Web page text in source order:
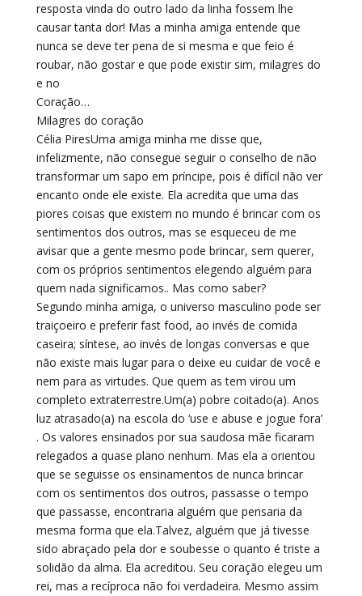
resposta vinda do outro lado da linha fossem lhe
causar tanta dor! Mas a minha amiga entende que
nunca se deve ter pena de si mesma e que feio é
roubar, não gostar e que pode existir sim, milagres do
e no
Coração…
Milagres do coração
Célia PiresUma amiga minha me disse que,
infelizmente, não consegue seguir o conselho de não
transformar um sapo em príncipe, pois é difícil não ver
encanto onde ele existe. Ela acredita que uma das
piores coisas que existem no mundo é brincar com os
sentimentos dos outros, mas se esqueceu de me
avisar que a gente mesmo pode brincar, sem querer,
com os próprios sentimentos elegendo alguém para
quem nada significamos.. Mas como saber?
Segundo minha amiga, o universo masculino pode ser
traiçoeiro e preferir fast food, ao invés de comida
caseira; síntese, ao invés de longas conversas e que
não existe mais lugar para o deixe eu cuidar de você e
nem para as virtudes. Que quem as tem virou um
completo extraterrestre.Um(a) pobre coitado(a). Anos
luz atrasado(a) na escola do ‘use e abuse e jogue fora’
. Os valores ensinados por sua saudosa mãe ficaram
relegados a quase plano nenhum. Mas ela a orientou
que se seguisse os ensinamentos de nunca brincar
com os sentimentos dos outros, passasse o tempo
que passasse, encontraria alguém que pensaria da
mesma forma que ela.Talvez, alguém que já tivesse
sido abraçado pela dor e soubesse o quanto é triste a
solidão da alma. Ela acreditou. Seu coração elegeu um
rei, mas a recíproca não foi verdadeira. Mesmo assim